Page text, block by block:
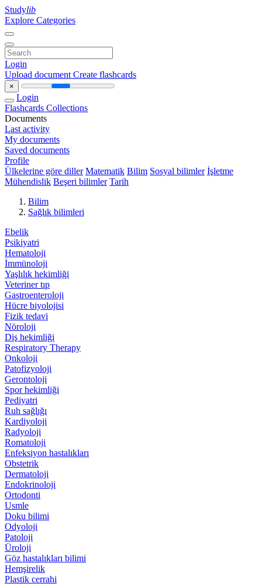
Studylib
Explore Categories
Login
Upload document Create flashcards
×
Login
Flashcards Collections
Documents
Last activity
My documents
Saved documents
Profile
Ülkelerine göre diller Matematik Bilim Sosyal bilimler İşletme
Mühendislik Beşeri bilimler Tarih
Bilim
Sağlık bilimleri
Ebelik
Psikiyatri
Hematoloji
İmmünoloji
Yaşlılık hekimliği
Veteriner tıp
Gastroenteroloji
Hücre biyolojisi
Fizik tedavi
Nöroloji
Diş hekimliği
Respiratory Therapy
Onkoloji
Patofizyoloji
Gerontoloji
Spor hekimliği
Pediyatri
Ruh sağlığı
Kardiyoloji
Radyoloji
Romatoloji
Enfeksiyon hastalıkları
Obstetrik
Dermatoloji
Endokrinoloji
Ortodonti
Usmle
Doku bilimi
Odyoloji
Patoloji
Üroloji
Göz hastalıkları bilimi
Hemşirelik
Plastik cerrahi